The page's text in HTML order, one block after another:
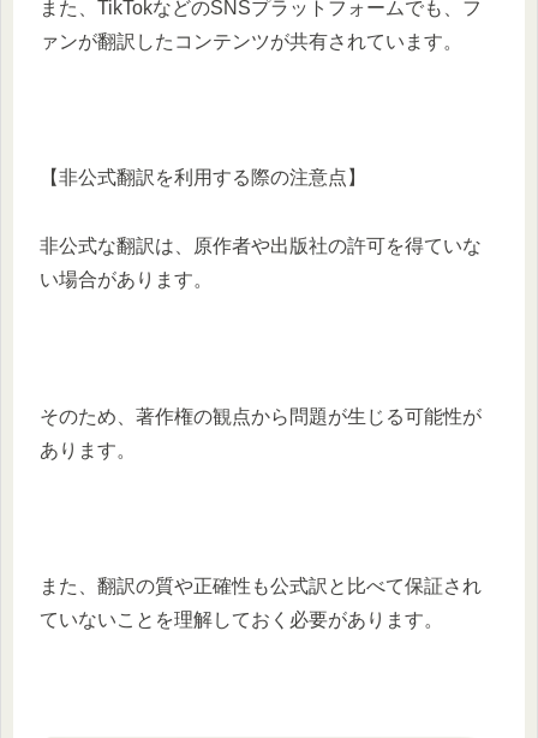
​また、TikTokなどのSNSプラットフォームでも、フ
ァンが翻訳したコンテンツが共有されています。 ​
【非公式翻訳を利用する際の注意点】
非公式な翻訳は、原作者や出版社の許可を得ていな
い場合があります。
​そのため、著作権の観点から問題が生じる可能性が
あります。​
また、翻訳の質や正確性も公式訳と比べて保証され
ていないことを理解しておく必要があります。​